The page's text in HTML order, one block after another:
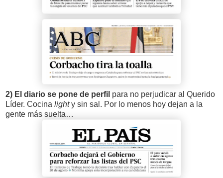
2) El diario se pone de perfil para no perjudicar al Querido
Líder. Cocina lighty sin sal. Por lo menos hoy dejan a la
gente más suelta…